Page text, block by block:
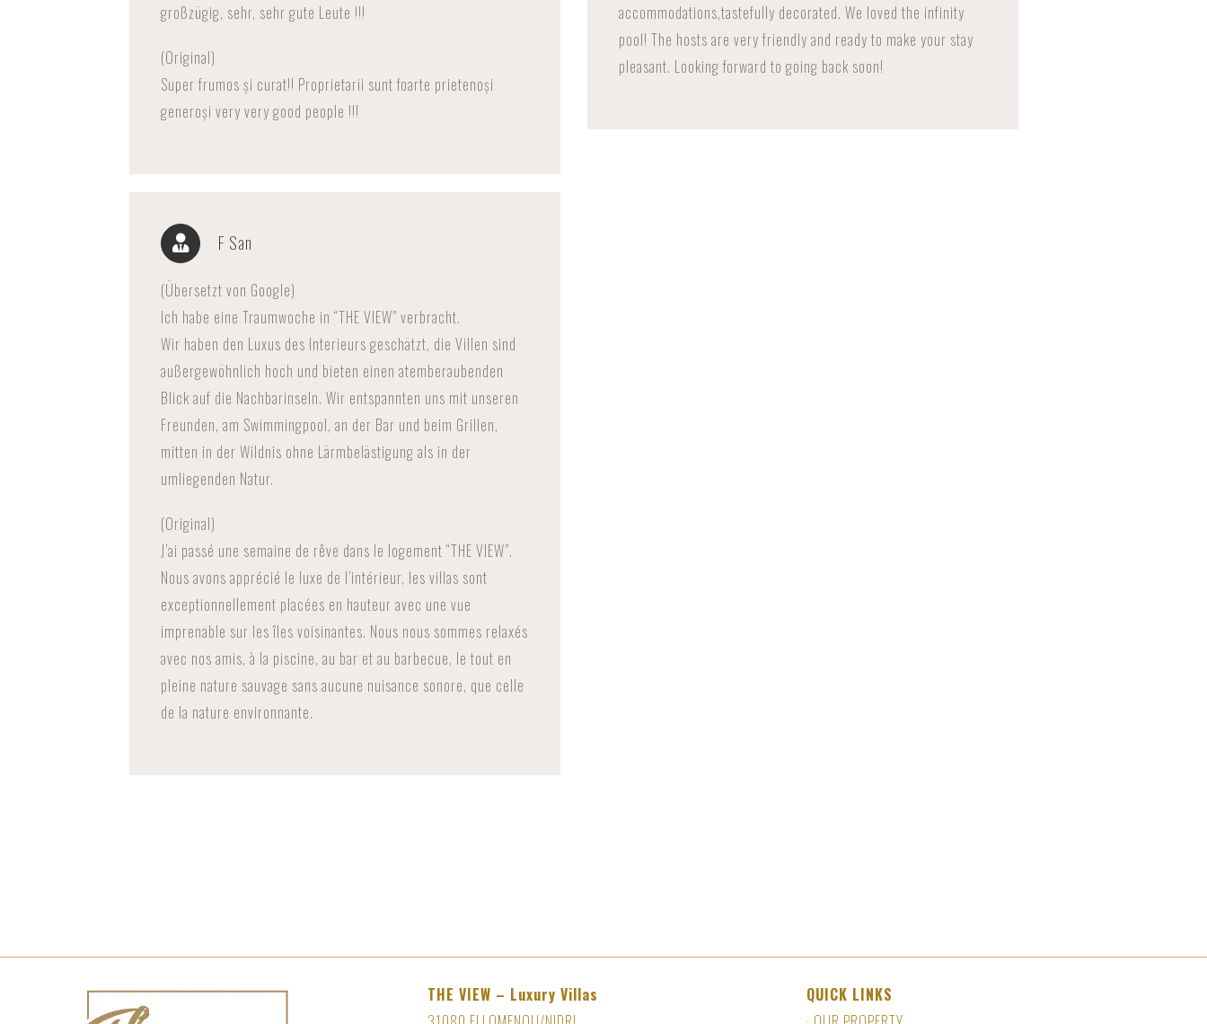
großzügig, sehr, sehr gute Leute !!!
(Original)
Super frumos și curat!! Proprietarii sunt foarte prietenoși
generoși very very good people !!!
accommodations,tastefully decorated. We loved the infinity
pool! The hosts are very friendly and ready to make your stay
pleasant. Looking forward to going back soon!
F San
(Übersetzt von Google)
Ich habe eine Traumwoche in “THE VIEW” verbracht.
Wir haben den Luxus des Interieurs geschätzt, die Villen sind
außergewöhnlich hoch und bieten einen atemberaubenden
Blick auf die Nachbarinseln. Wir entspannten uns mit unseren
Freunden, am Swimmingpool, an der Bar und beim Grillen,
mitten in der Wildnis ohne Lärmbelästigung als in der
umliegenden Natur.
(Original)
J’ai passé une semaine de rêve dans le logement “THE VIEW”.
Nous avons apprécié le luxe de l’intérieur, les villas sont
exceptionnellement placées en hauteur avec une vue
imprenable sur les îles voisinantes. Nous nous sommes relaxés
avec nos amis, à la piscine, au bar et au barbecue, le tout en
pleine nature sauvage sans aucune nuisance sonore, que celle
de la nature environnante.
THE VIEW – Luxury Villas
QUICK LINKS